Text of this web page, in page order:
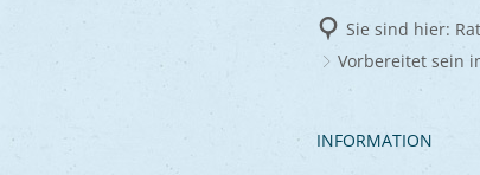
Sie sind hier:
Vorbereitet sein
INFORMATION